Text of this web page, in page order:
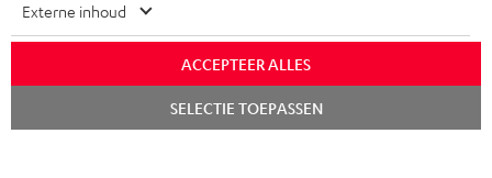
Externe inhoud
ACCEPTEER ALLES
SELECTIE TOEPASSEN